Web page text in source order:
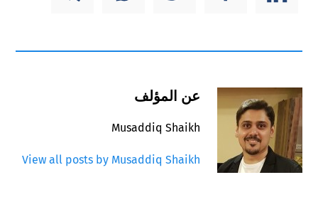
عن المؤلف
Musaddiq Shaikh
View all posts by Musaddiq Shaikh